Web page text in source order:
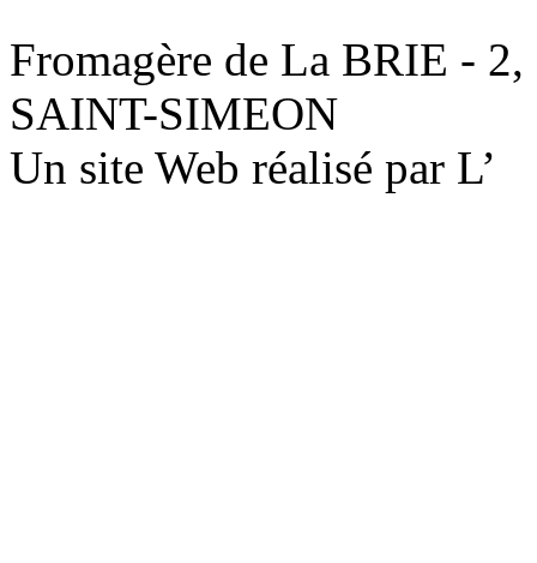
Fromagère de La BRIE -
SAINT-SIMEON
Un site Web réalisé par L’